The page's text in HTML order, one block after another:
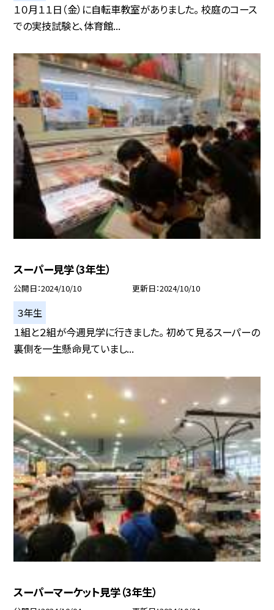
１０月１１日（金）に自転車教室がありました。 校庭のコース
での実技試験と、体育館...
スーパー見学（3年生）
公開日 2024/10/10 更新日 2024/10/10
３年生
１組と２組が今週見学に行きました。 初めて見るスーパーの
裏側を一生懸命見ていまし...
スーパーマーケット見学（3年生）